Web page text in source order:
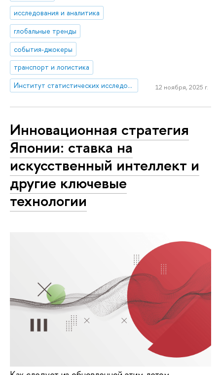
исследования и аналитика
глобальные тренды
события-джокеры
транспорт и логистика
Институт статистических исследований и экономики знаний
12 ноября, 2025 г.
Инновационная стратегия
Японии: ставка на
искусственный интеллект и
другие ключевые
технологии